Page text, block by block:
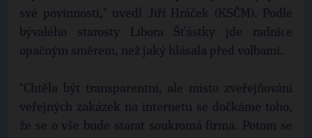
své povinnosti," uvedl Jiří Hráček (KSČM). Podle
bývalého starosty Libora Šťástky jde radnice
opačným směrem, než jaký hlásala před volbami.
"Chtěla být transparentní, ale místo zveřejňování
veřejných zakázek na internetu se dočkáme toho,
že se o vše bude starat soukromá firma. Potom se